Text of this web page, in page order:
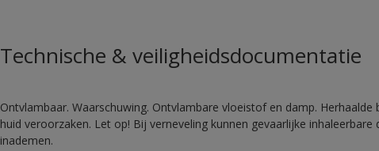
Technische & veiligheidsdocumentatie
Ontvlambaar. Waarschuwing. Ontvlambare vloeistof en damp.
huid veroorzaken. Let op! Bij verneveling kunnen gevaarlijke
inademen.